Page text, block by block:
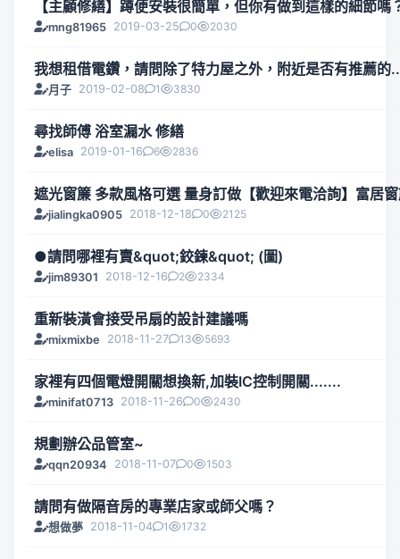
【主顧修繕】蹲便安裝很簡單，但你有做到這樣的細節嗎
mng81965 2019-03-25 0 2030
我想租借電鑽，請問除了特力屋之外，附近是否有推薦的
月子 2019-02-08 1 3830
尋找師傅 浴室漏水 修繕
elisa 2019-01-16 6 2836
遮光窗簾 多款風格可選 量身訂做【歡迎來電洽詢】富居
jialingka0905 2018-12-18 0 2125
●請問哪裡有賣&quot;鉸鍊&quot; (圖)
jim89301 2018-12-16 2 2334
重新裝潢會接受吊扇的設計建議嗎
mixmixbe 2018-11-27 13 5693
家裡有四個電燈開關想換新,加裝IC控制開關.......
minifat0713 2018-11-26 0 2430
規劃辦公品管室~
qqn20934 2018-11-07 0 1503
請問有做隔音房的專業店家或師父嗎？
想做夢 2018-11-04 1 1732